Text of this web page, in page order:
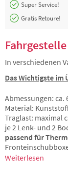
Super Service!
Gratis Retoure!
In verschiedenen
Das Wichtigste im
Abmessungen: ca.
Material:
Traglast: maximal
je 2 Lenk- und 2
passend für
Weiterlesen